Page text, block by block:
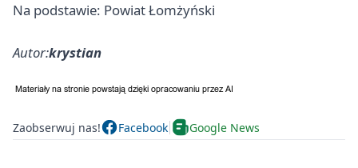
Na podstawie: Powiat Łomżyński
Autor:krystian
Zaobserwuj nas! Facebook Google News